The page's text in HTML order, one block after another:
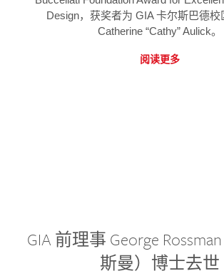
Design，获奖者为 GIA 卡尔斯巴德校
Catherine “Cathy” Aulick。
阅读更多
GIA 前理事 George
斯曼）博士去世